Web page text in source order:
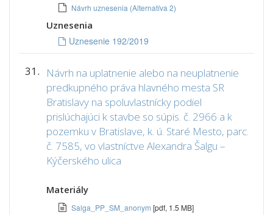
Návrh uznesenia (Alternatíva 2)
Uznesenia
Uznesenie 192/2019
31.
Návrh na uplatnenie alebo na neuplatnenie
predkupného práva hlavného mesta SR
Bratislavy na spoluvlastnícky podiel
prislúchajúci k stavbe so súpis. č. 2966 a k
pozemku v Bratislave, k. ú. Staré Mesto, parc.
č. 7585, vo vlastníctve Alexandra Šalgu –
Kýčerského ulica
Materiály
Salga_PP_SM_anonym [pdf, 1.5 MB]